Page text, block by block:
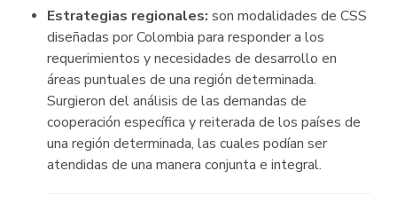
Estrategias regionales: son modalidades de CSS
diseñadas por Colombia para responder a los
requerimientos y necesidades de desarrollo en
áreas puntuales de una región determinada.
Surgieron del análisis de las demandas de
cooperación específica y reiterada de los países de
una región determinada, las cuales podían ser
atendidas de una manera conjunta e integral.